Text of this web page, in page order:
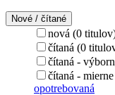
Nové / čítané
nová (0
čítaná (0
čítaná -
čítaná -
opotrebovaná